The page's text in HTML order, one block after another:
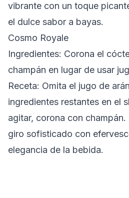
vibrante con un toque
el dulce sabor a bayas.
Cosmo Royale
Ingredientes: Corona el
champán en lugar de usar
Receta: Omita el jugo de
ingredientes restantes en el
agitar, corona con champán.
giro sofisticado con
elegancia de la bebida.